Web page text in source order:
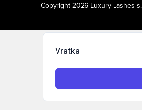
Copyright 2026 Luxury Lashes